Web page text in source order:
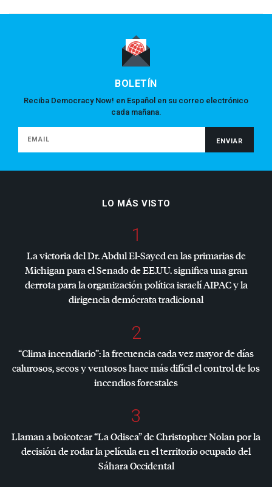
BOLETÍN
Reciba Democracy Now! en Español en su correo electrónico
cada mañana.
LO MÁS VISTO
1
La victoria del Dr. Abdul El-Sayed en las primarias de
Michigan para el Senado de EE.UU. significa una gran
derrota para la organización política israelíAIPACy la
dirigencia demócrata tradicional
2
“Clima incendiario”: la frecuencia cada vez mayor de días
calurosos, secos y ventosos hace más difícil el control de los
incendios forestales
3
Llaman a boicotear “La Odisea” de Christopher Nolan por la
decisión de rodar la película en el territorio ocupado del
Sáhara Occidental